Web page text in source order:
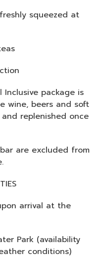
squeezed at
Inclusive package is
wine, beers and soft
replenished once
are excluded from
arrival at the
Park (availability
conditions)